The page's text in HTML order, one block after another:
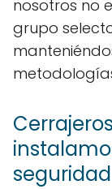
nosotros no
grupo